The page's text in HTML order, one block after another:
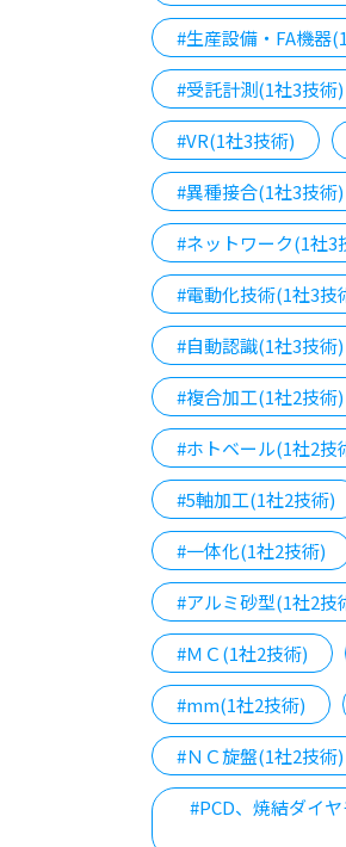
#生産設備・FA機器
#受託計測(1社3技術)
#VR(1社3技術)
#異種接合(1社3技術)
#ネットワーク(1社3
#電動化技術(1社3技
#自動認識(1社3技術)
#複合加工(1社2技術)
#ホトベール(1社2技
#5軸加工(1社2技術)
#一体化(1社2技術)
#アルミ砂型(1社2技
#ＭＣ(1社2技術)
#mm(1社2技術)
#ＮＣ旋盤(1社2技術)
#PCD、焼結ダイ